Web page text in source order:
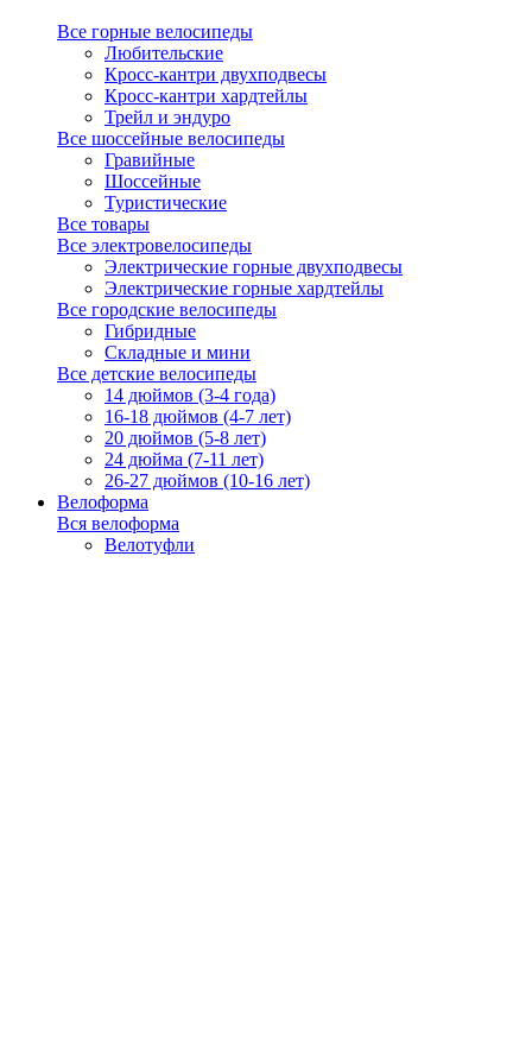
Все горные велосипеды
Любительские
Кросс-кантри двухподвесы
Кросс-кантри хардтейлы
Трейл и эндуро
Все шоссейные велосипеды
Гравийные
Шоссейные
Туристические
Все товары
Все электровелосипеды
Электрические горные двухподвесы
Электрические горные хардтейлы
Все городские велосипеды
Гибридные
Складные и мини
Все детские велосипеды
14 дюймов (3-4 года)
16-18 дюймов (4-7 лет)
20 дюймов (5-8 лет)
24 дюйма (7-11 лет)
26-27 дюймов (10-16 лет)
Велоформа
Вся велоформа
Велотуфли